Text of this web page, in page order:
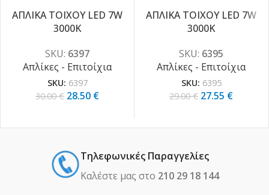
ΑΠΛΙΚΑ ΤΟΙΧΟΥ LED 7W
3000K
SKU: 6397
Απλίκες - Επιτοίχια
SKU: 6397
30.00€ 28.50 €
ΑΠΛΙΚΑ ΤΟΙΧΟΥ LED 7W
3000K
SKU: 6395
Απλίκες - Επιτοίχια
SKU: 6395
29.00€ 27.55 €
Τηλεφωνικές Παραγγελίες
Καλέστε μας στο 210 29 18 144